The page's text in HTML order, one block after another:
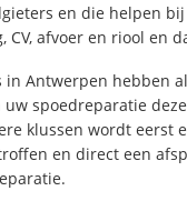
en die helpen
afvoer en riool en
in Antwerpen hebben
spoedreparatie
klussen wordt eerst
en direct een